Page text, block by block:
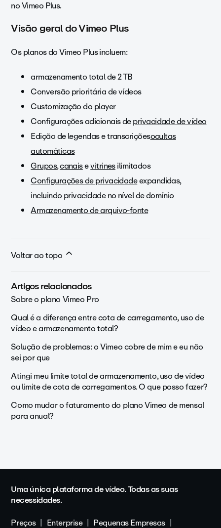
no Vimeo Plus.
Visão geral do Vimeo Plus
Os planos do Vimeo Plus incluem:
armazenamento total de 2 TB
Conversão prioritária de vídeos
Customização do player
Configurações adicionais deprivacidade de vídeo
Edição de legendas e transcriçõesocultas
automáticas
Grupos,canaisevitrinesilimitados
Configurações de privacidadeexpandidas,
incluindo privacidade no nível de domínio
Armazenamento de arquivo-fonte
Voltar ao topo
Artigos relacionados
Sobre o plano Vimeo Pro
Qual é a diferença entre cota de carregamento, uso de
vídeo e armazenamento total?
Solução de problemas: o Vimeo cobre de mim e eu não
sei por que
Atingi meu limite total de armazenamento, uso de vídeo
ou limite de cota de carregamentos. O que posso fazer?
Como mudar o faturamento do plano Vimeo de mensal
para anual?
Uma única plataforma de vídeo. Todas as suas
necessidades.
Preços
Enterprise Pequenas Empresas